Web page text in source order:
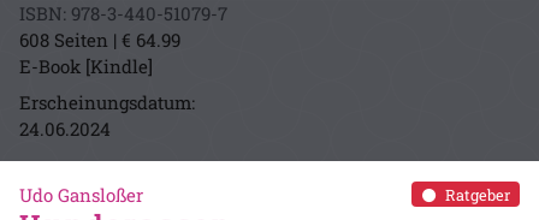
ISBN: 978-3-440-51079-7
608 Seiten | € 64.99
E-Book [Kindle]
Erscheinungsdatum:
24.06.2024
Ratgeber
Udo Gansloßer